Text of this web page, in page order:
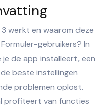
werkt en waarom deze
gebruikers? In
de app installeert, een
beste instellingen
problemen oplost.
profiteert van functies